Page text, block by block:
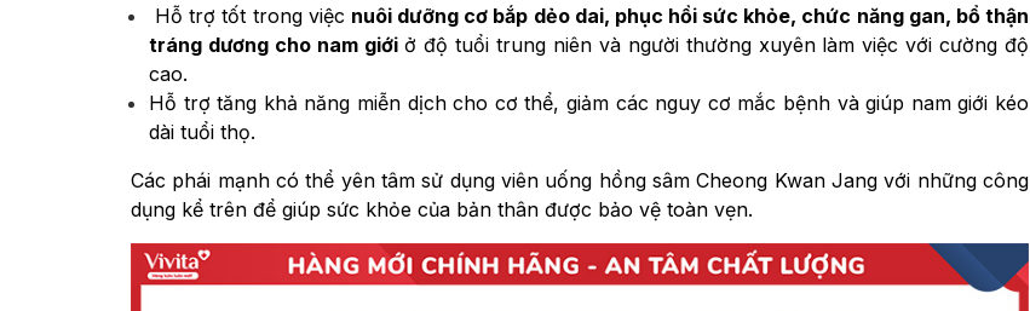
Hỗ trợ tốt trong việc nuôi dưỡng cơ bắp dẻo dai, phục hồi sức khỏe, chức năng gan, bổ thận
tráng dương cho nam giớiở độ tuổi trung niên và người thường xuyên làm việc với cường độ
cao.
Hỗ trợ tăng khả năng miễn dịch cho cơ thể, giảm các nguy cơ mắc bệnh và giúp nam giới kéo
dài tuổi thọ.
Các phái mạnh có thể yên tâm sử dụng viên uống hồng sâm Cheong Kwan Jang với những công
dụng kể trên để giúp sức khỏe của bản thân được bảo vệ toàn vẹn.